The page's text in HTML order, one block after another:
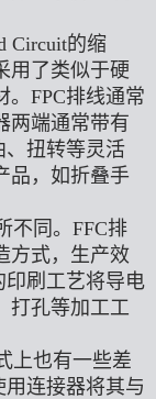
Circuit的缩
用了类似于硬
。FPC排线通常
两端通常带有
、扭转等灵活
品，如折叠手
不同。FFC排
方式，生产效
印刷工艺将导电
打孔等加工工
上也有一些差
连接器将其与